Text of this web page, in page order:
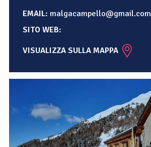
EMAIL: malgacampello@gmail.com
SITO WEB:
VISUALIZZA SULLA MAPPA